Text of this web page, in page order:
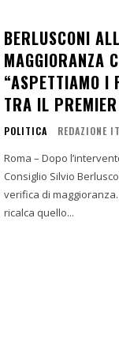
BERLUSCONI
MAGGIORANZA
“ASPETTIAMO I
TRA IL
POLITICA REDAZIONE
Roma – Dopo
Consiglio Silvio
verifica di
ricalca quello...